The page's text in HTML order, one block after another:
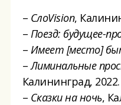
– СлоVision,
– Поезд: будущее-
– Имеет [место]
–Лиминальные
Калининград, 2022.
– Сказки на ночь,